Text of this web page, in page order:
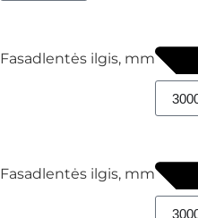
Fasadlentės ilgis, mm
Fasadlentės ilgis, mm